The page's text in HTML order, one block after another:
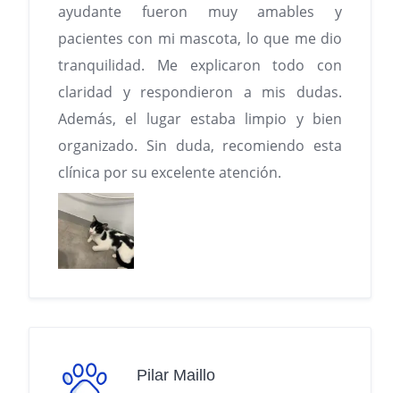
ayudante fueron muy amables y
pacientes con mi mascota, lo que me dio
tranquilidad. Me explicaron todo con
claridad y respondieron a mis dudas.
Además, el lugar estaba limpio y bien
organizado. Sin duda, recomiendo esta
clínica por su excelente atención.
Pilar Maillo